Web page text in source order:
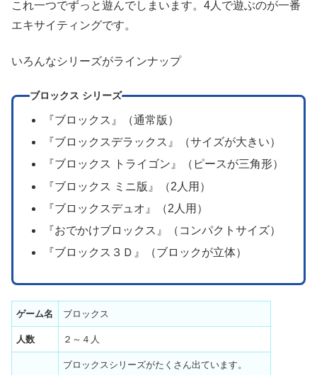
これ一つでずっと遊んでしまいます。4人で遊ぶのが一番
エキサイティングです。
いろんなシリーズがラインナップ
ブロックス シリーズ
『ブロックス』（通常版）
『ブロックスデラックス』（サイズが大きい）
『ブロックス トライゴン』（ピースが三角形）
『ブロックス ミニ版』（2人用）
『ブロックスデュオ』（2人用）
『おでかけブロックス』（コンパクトサイズ）
『ブロックス３Ｄ』（ブロックが立体）
ゲーム名 ブロックス
人数 ２～４人
ブロックスシリーズがたくさん出ています。